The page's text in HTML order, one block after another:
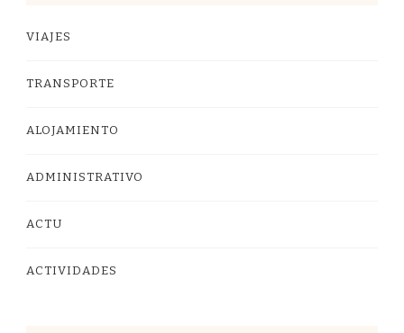
VIAJES
TRANSPORTE
ALOJAMIENTO
ADMINISTRATIVO
ACTU
ACTIVIDADES